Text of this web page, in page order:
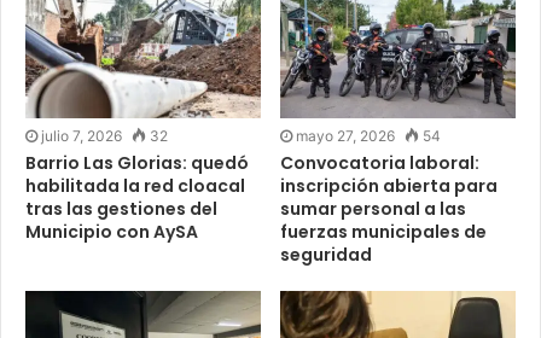
julio 7, 2026 32
Barrio Las Glorias: quedó
habilitada la red cloacal
tras las gestiones del
Municipio con AySA
mayo 27, 2026 54
Convocatoria laboral:
inscripción abierta para
sumar personal a las
fuerzas municipales de
seguridad